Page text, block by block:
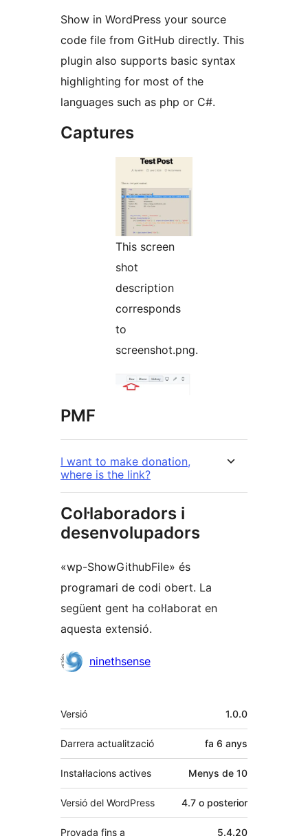
Show in WordPress your source
code file from GitHub directly. This
plugin also supports basic syntax
highlighting for most of the
languages such as php or C#.
Captures
This screen
shot
description
corresponds
to
screenshot.png.
PMF
I want to make donation,
where is the link?
Col·laboradors i
desenvolupadors
«wp-ShowGithubFile» és
programari de codi obert. La
següent gent ha col·laborat en
aquesta extensió.
Col·laboradors
ninethsense
Meta
Versió 1.0.0
Darrera actualització fa 6 anys
Instal·lacions actives Menys de 10
Versió del WordPress 4.7 o posterior
Provada fins a 5.4.20